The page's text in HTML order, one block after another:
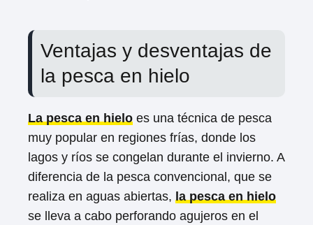
Ventajas y desventajas de
la pesca en hielo
La pesca en hielo es una técnica de pesca
muy popular en regiones frías, donde los
lagos y ríos se congelan durante el invierno. A
diferencia de la pesca convencional, que se
realiza en aguas abiertas, la pesca en hielo
se lleva a cabo perforando agujeros en el